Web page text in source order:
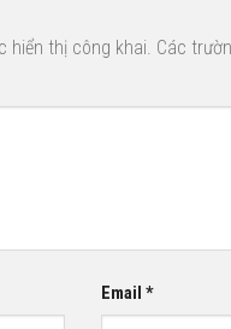
hiển thị công khai. Các
Email *